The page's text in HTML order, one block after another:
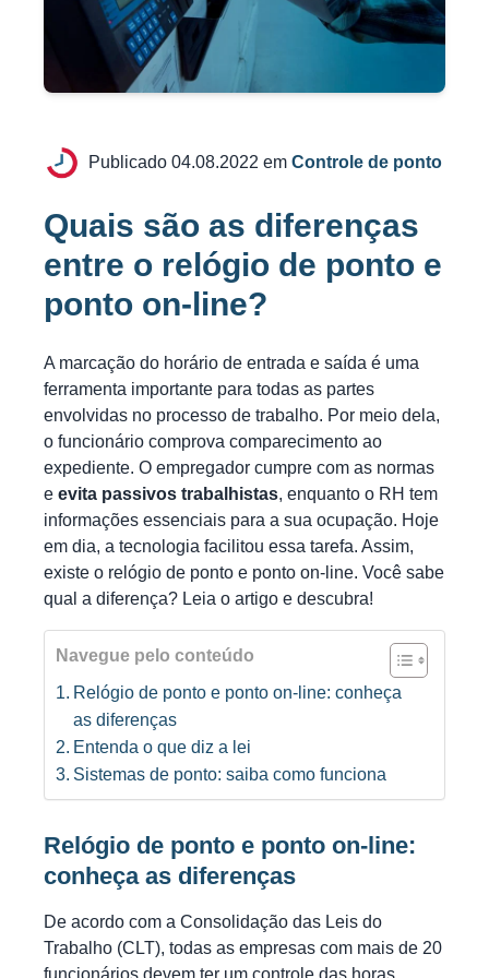
Publicado 04.08.2022 em Controle de ponto
Quais são as diferenças
entre o relógio de ponto e
ponto on-line?
A marcação do horário de entrada e saída é uma
ferramenta importante para todas as partes
envolvidas no processo de trabalho. Por meio dela,
o funcionário comprova comparecimento ao
expediente. O empregador cumpre com as normas
e evita passivos trabalhistas, enquanto o RH tem
informações essenciais para a sua ocupação. Hoje
em dia, a tecnologia facilitou essa tarefa. Assim,
existe o relógio de ponto e ponto on-line. Você sabe
qual a diferença? Leia o artigo e descubra!
Navegue pelo conteúdo
Relógio de ponto e ponto on-line: conheça
as diferenças
Entenda o que diz a lei
Sistemas de ponto: saiba como funciona
Relógio de ponto e ponto on-line:
conheça as diferenças
De acordo com a Consolidação das Leis do
Trabalho (CLT), todas as empresas com mais de 20